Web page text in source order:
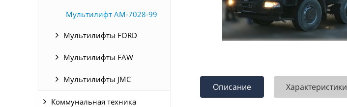
Мультилифт АМ-7028-99
Мультилифты FORD
Мультилифты FAW
Мультилифты JMC
Коммунальная техника
Описание Характеристики